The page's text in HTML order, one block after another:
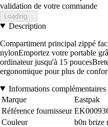
validation de votre commande
Loading...
Description
Compartiment principal zippé
nylonEmportez votre portable
ordinateur jusqu'à 15
ergonomique pour plus de
Informations complémentaires
Marque
Eastpak
Référence fournisseur
Couleur
b0n brize